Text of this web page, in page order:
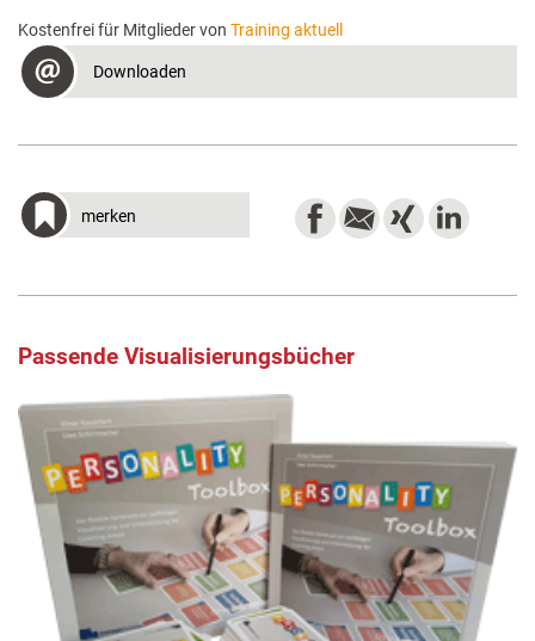
Kostenfrei für Mitglieder von Training aktuell
Downloaden
merken
Passende Visualisierungsbücher